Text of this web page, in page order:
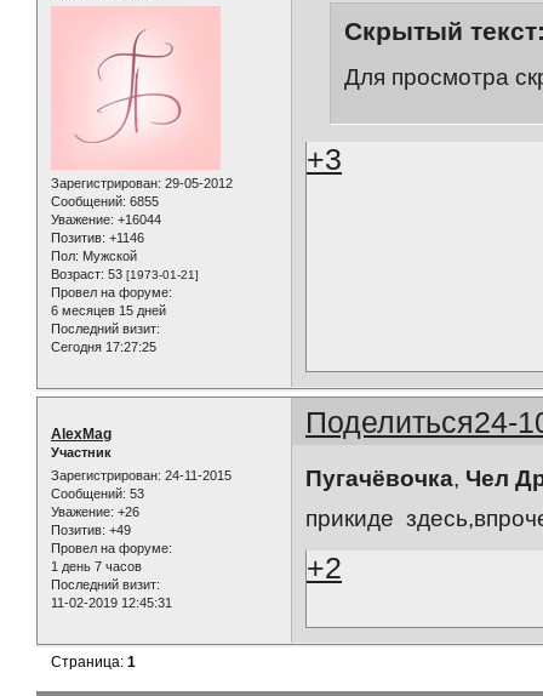
Зарегистрирован: 29-05-2012
Сообщений: 6855
Уважение: +16044
Позитив: +1146
Пол: Мужской
Возраст: 53 [1973-01-21]
Провел на форуме:
6 месяцев 15 дней
Последний визит:
Сегодня 17:27:25
Скрытый
Для просмотра
+3
Поделиться24-
AlexMag
Участник
Зарегистрирован: 24-11-2015
Сообщений: 53
Уважение: +26
Позитив: +49
Провел на форуме:
1 день 7 часов
Последний визит:
11-02-2019 12:45:31
Пугачёвочка, Чел
прикиде
+2
Страница:1